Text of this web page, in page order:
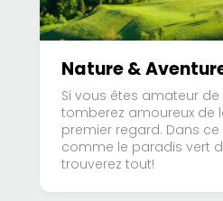
Nature &
Si vous êtes amateur de
tomberez amoureux de
premier regard. Dans
comme le paradis vert
trouverez tout!